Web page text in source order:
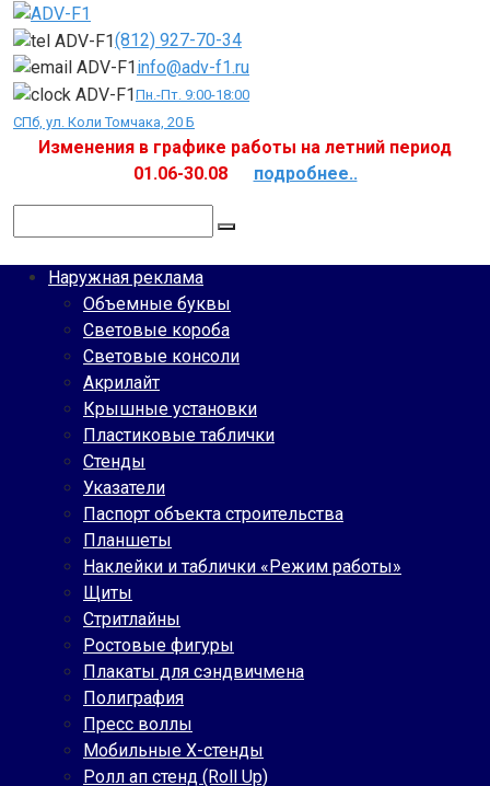
Перейти
контенту
(812) 927-70-34
info@adv-f1.ru
Пн.-Пт. 9:00-18:00
СПб, ул. Коли Томчака, 20 Б
Изменения в графике работы на летний период
01.06-30.08 подробнее..
Наружная реклама
Объемные буквы
Световые короба
Световые консоли
Акрилайт
Крышные установки
Пластиковые таблички
Стенды
Указатели
Паспорт объекта строительства
Планшеты
Наклейки и таблички «Режим работы»
Щиты
Стритлайны
Ростовые фигуры
Плакаты для сэндвичмена
Полиграфия
Пресс воллы
Мобильные Х-стенды
Ролл ап стенд (Roll Up)